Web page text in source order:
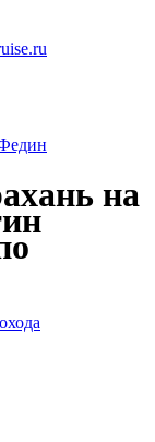
на-Дону
на